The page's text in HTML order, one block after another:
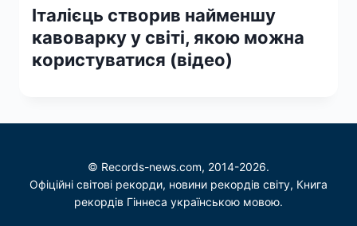
Італієць створив найменшу
кавоварку у світі, якою можна
користуватися (відео)
© Records-news.com, 2014-2026.
Офіційні світові рекорди, новини рекордів світу, Книга
рекордів Гіннеса українською мовою.